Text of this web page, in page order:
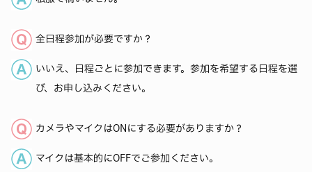
全日程参加が必要ですか？
いいえ、日程ごとに参加できます。参加を希望する日程を選
び、お申し込みください。
カメラやマイクはONにする必要がありますか？
マイクは基本的にOFFでご参加ください。